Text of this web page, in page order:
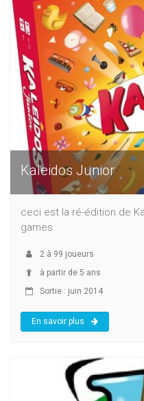
Kaleidos Junior
ceci est la ré-édition de
games
2 à 99 joueurs
à partir de 5 ans
Sortie : juin 2014
En savoir plus